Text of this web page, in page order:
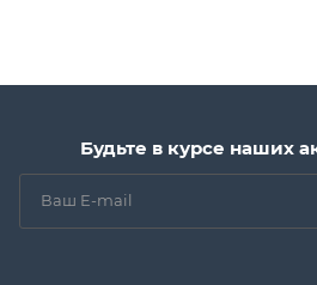
Будьте в курсе наших